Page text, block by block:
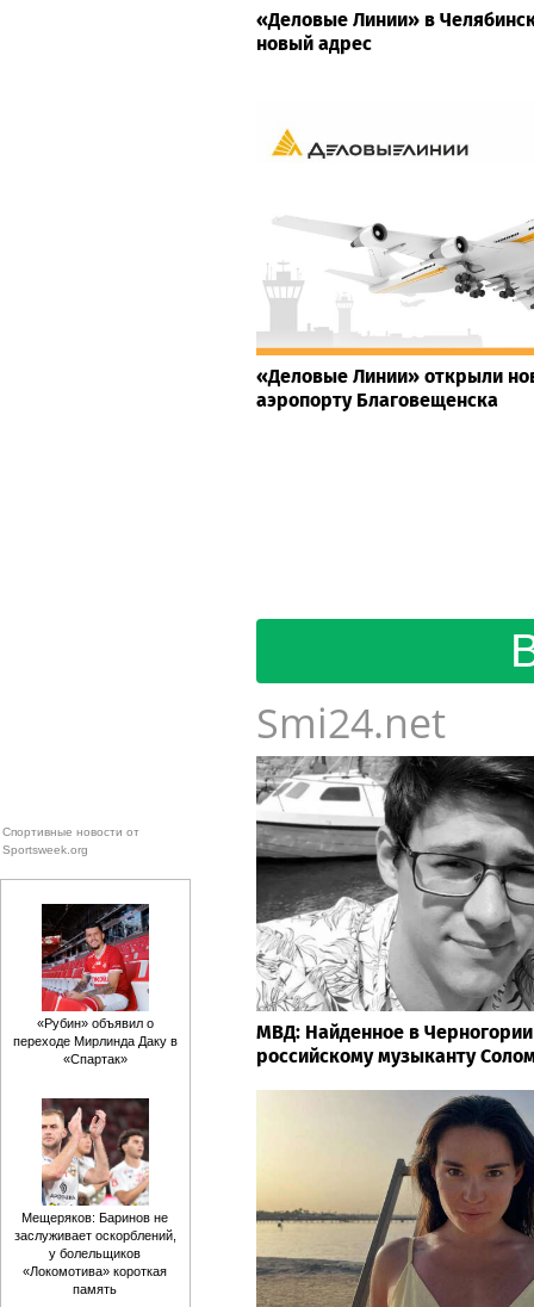
«Деловые Линии» в
новый адрес
«Деловые Линии» открыли
аэропорту Благовещенска
Smi24.net
МВД: Найденное в
российскому музыканту
Спортивные новости от
Sportsweek.org
«Рубин» объявил о
переходе Мирлинда Даку в
«Спартак»
Мещеряков: Баринов не
заслуживает оскорблений,
у болельщиков
«Локомотива» короткая
память